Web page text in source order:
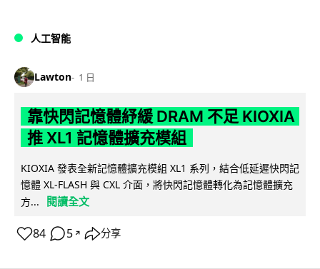
人工智能
Lawton 1 日
靠快閃記憶體紓緩 DRAM 不足 KIOXIA
推 XL1 記憶體擴充模組
KIOXIA 發表全新記憶體擴充模組 XL1 系列，結合低延遲快閃記
憶體 XL-FLASH 與 CXL 介面，將快閃記憶體轉化為記憶體擴充
方...
閱讀全文
84 5 ↗ 分享